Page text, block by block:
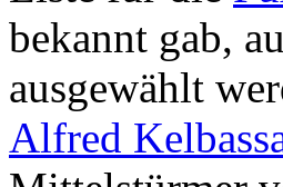
bekannt gab,
ausgewählt
Alfred